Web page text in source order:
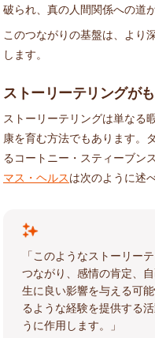
破られ、真の人間関係への道
このつながりの基盤は、より
します。
ストーリーテリングが
ストーリーテリングは単なる
康を育む方法でもあります。
るコートニー・スティーブン
マス・ヘルスは次のように述
「このようなストーリー
つながり、感情の肯定、
生に良い影響を与える可
るような経験を提供する
うに作用します。」